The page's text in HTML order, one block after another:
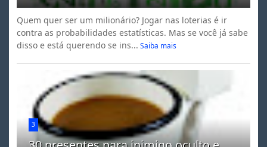
Quem quer ser um milionário? Jogar nas loterias é ir
contra as probabilidades estatísticas. Mas se você já sabe
disso e está querendo se ins... Saiba mais
3